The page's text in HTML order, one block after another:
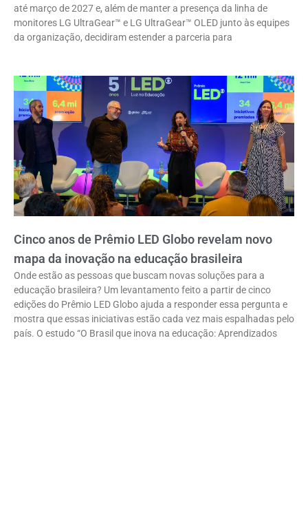
até março de 2027 e, além de manter a presença da linha de
monitores LG UltraGear™ e LG UltraGear™ OLED junto às equipes
da organização, decidiram estender a parceria para
Cinco anos de Prêmio LED Globo revelam novo
mapa da inovação na educação brasileira
Onde estão as pessoas que buscam novas soluções para a
educação brasileira? Um levantamento feito a partir de cinco
edições do Prêmio LED Globo ajuda a responder essa pergunta e
mostra que essas iniciativas estão cada vez mais espalhadas pelo
país. O estudo “O Brasil que inova na educação: Aprendizados